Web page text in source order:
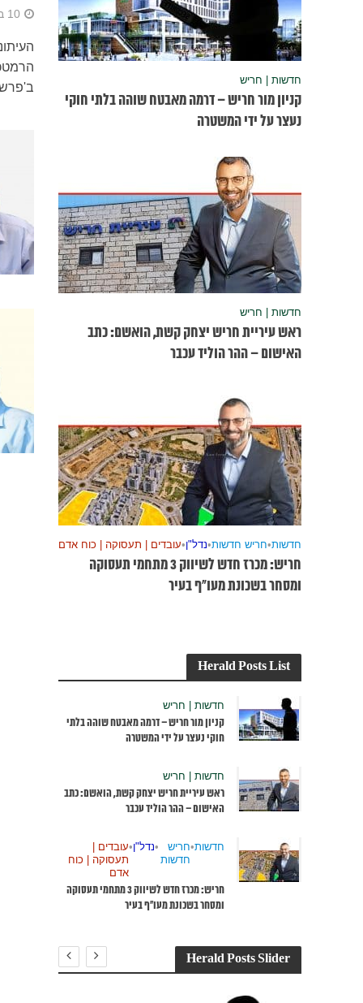
10 במאי 2020
חדשות | חריש
קניון מור חריש – דרמה מאבטח שוהה בלתי חוקי
נעצר על ידי המשטרה
חדשות | חריש
ראש עיריית חריש יצחק קשת, הואשם: כתב
האישום – ההר הוליד עכבר
חדשות•חריש חדשות•נדל"ן•עובדים | תעסוקה | כוח אדם
חריש: מכרז חדש לשיווק 3 מתחמי תעסוקה
ומסחר בשכונת מעו”ף בעיר
Herald Posts List
חדשות | חריש
קניון מור חריש – דרמה מאבטח שוהה בלתי
חוקי נעצר על ידי המשטרה
חדשות | חריש
ראש עיריית חריש יצחק קשת, הואשם: כתב
האישום – ההר הוליד עכבר
חדשות•חריש
חדשות
•נדל"ן•עובדים |
תעסוקה | כוח
אדם
חריש: מכרז חדש לשיווק 3 מתחמי תעסוקה
ומסחר בשכונת מעו”ף בעיר
Herald Posts Slider